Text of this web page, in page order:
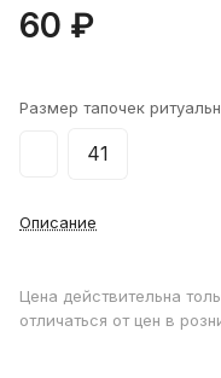
60 ₽
Размер тапочек
41
Описание
Цена действительна
отличаться от цен в